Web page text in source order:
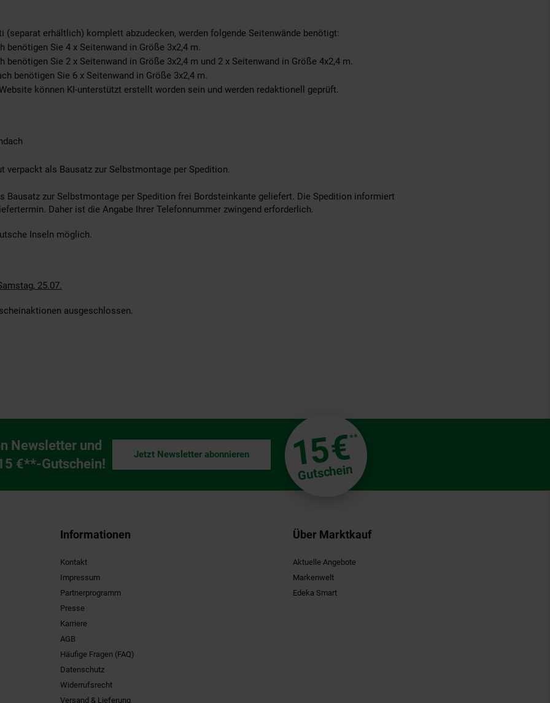
(separat erhältlich) komplett abzudecken, werden folgende Seitenwände benötigt:
benötigen Sie 4 x Seitenwand in Größe 3x2,4 m.
benötigen Sie 2 x Seitenwand in Größe 3x2,4 m und 2 x Seitenwand in Größe 4x2,4 m.
benötigen Sie 6 x Seitenwand in Größe 3x2,4 m.
können KI-unterstützt erstellt worden sein und werden redaktionell geprüft.
verpackt als Bausatz zur Selbstmontage per Spedition.
Bausatz zur Selbstmontage per Spedition frei Bordsteinkante geliefert. Die Spedition informiert
Daher ist die Angabe Ihrer Telefonnummer zwingend erforderlich.
Inseln möglich.
25.07.
ausgeschlossen.
Newsletter und
€**-Gutschein!
15€**
Gutschein
Jetzt Newsletter abonnieren
Informationen
Kontakt
Impressum
Partnerprogramm
Presse
Karriere
AGB
Häufige Fragen (FAQ)
Datenschutz
Widerrufsrecht
Versand & Lieferung
Über Marktkauf
Aktuelle Angebote
Markenwelt
Edeka Smart